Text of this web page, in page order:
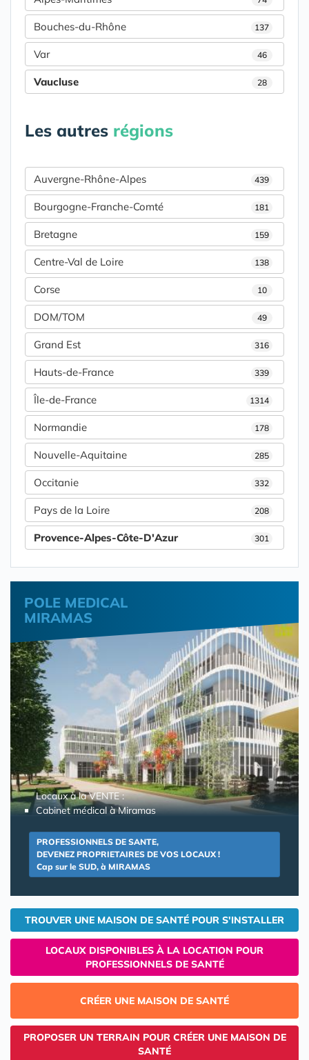
Bouches-du-Rhône 137
Var 46
Vaucluse 28
Les autres régions
Auvergne-Rhône-Alpes 439
Bourgogne-Franche-Comté 181
Bretagne 159
Centre-Val de Loire 138
Corse 10
DOM/TOM 49
Grand Est 316
Hauts-de-France 339
Île-de-France 1314
Normandie 178
Nouvelle-Aquitaine 285
Occitanie 332
Pays de la Loire 208
Provence-Alpes-Côte-D'Azur 301
POLE MEDICAL
MIRAMAS
Locaux à la VENTE :
Cabinet médical à Miramas
PROFESSIONNELS DE SANTE,
DEVENEZ PROPRIETAIRES DE VOS LOCAUX !
Cap sur le SUD, à MIRAMAS
TROUVER UNE MAISON DE SANTÉ POUR S'INSTALLER
LOCAUX DISPONIBLES À LA LOCATION POUR
PROFESSIONNELS DE SANTÉ
CRÉER UNE MAISON DE SANTÉ
PROPOSER UN TERRAIN POUR CRÉER UNE MAISON DE
SANTÉ